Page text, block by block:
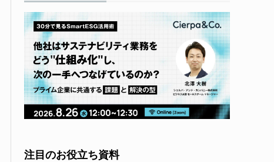
注目のお役立ち資料